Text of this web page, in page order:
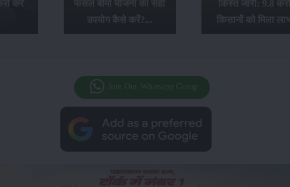
करें
फसल बीमा योजना का सही
उपयोग कैसे करें?...
किस्त जारी: 9.8
किसानों को मिला
Join Our Whatsapp Group